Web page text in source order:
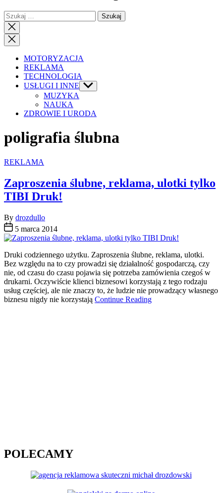
Szukaj:
Close
search
Close
Menu
MOTORYZACJA
REKLAMA
TECHNOLOGIA
USŁUGI I INNE Show
sub
MUZYKA
NAUKA
ZDROWIE I URODA
poligrafia ślubna
Categories
REKLAMA
Zaproszenia ślubne, reklama, ulotki tylko
TIBI Druk!
By drozdullo
5 marca 2014
Druki codziennego użytku. Zaproszenia ślubne, reklama, ulotki.
Bez względu na to czy prowadzi się działalność gospodarczą, czy
nie, od czasu do czasu pojawia się potrzeba zamówienia czegoś w
drukarni. Oczywiście klienci biznesowi korzystają z tego rodzaju
usług częściej, ale nie znaczy to, że ludzie nie prowadzący własnego
biznesu nigdy nie korzystają Continue Reading
POLECAMY